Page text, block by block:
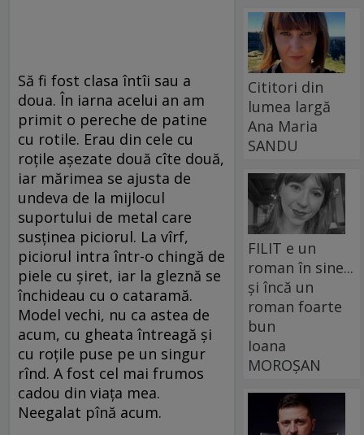
Să fi fost clasa întîi sau a
doua. În iarna acelui an am
primit o pereche de patine
cu rotile. Erau din cele cu
roțile așezate două cîte două,
iar mărimea se ajusta de
undeva de la mijlocul
suportului de metal care
susținea piciorul. La vîrf,
piciorul intra într-o chingă de
piele cu șiret, iar la gleznă se
închideau cu o cataramă.
Model vechi, nu ca astea de
acum, cu gheata întreagă și
cu roțile puse pe un singur
rînd. A fost cel mai frumos
cadou din viața mea.
Neegalat pînă acum.
Cititori din
lumea largă
Ana Maria
SANDU
FILIT e un
roman în sine...
și încă un
roman foarte
bun
Ioana
MOROȘAN